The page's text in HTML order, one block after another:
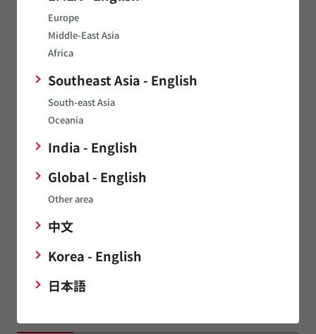
Europe
Middle-East Asia
Africa
Southeast Asia - English
South-east Asia
Oceania
India - English
Global - English
Other area
中文
Korea - English
日本語
お問い合わせ
製品へのお問い合わせ
お見積もりのお問い合わせ
模倣品に対するご注意